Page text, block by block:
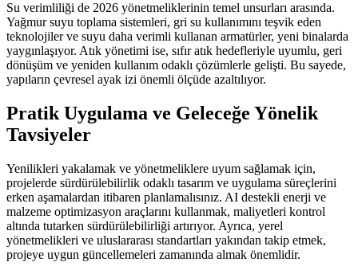
Su verimliliği de 2026 yönetmeliklerinin temel unsurları arasında.
Yağmur suyu toplama sistemleri, gri su kullanımını teşvik eden
teknolojiler ve suyu daha verimli kullanan armatürler, yeni binalarda
yaygınlaşıyor. Atık yönetimi ise, sıfır atık hedefleriyle uyumlu, geri
dönüşüm ve yeniden kullanım odaklı çözümlerle gelişti. Bu sayede,
yapıların çevresel ayak izi önemli ölçüde azaltılıyor.
Pratik Uygulama ve Geleceğe Yönelik
Tavsiyeler
Yenilikleri yakalamak ve yönetmeliklere uyum sağlamak için,
projelerde sürdürülebilirlik odaklı tasarım ve uygulama süreçlerini
erken aşamalardan itibaren planlamalısınız. AI destekli enerji ve
malzeme optimizasyon araçlarını kullanmak, maliyetleri kontrol
altında tutarken sürdürülebilirliği artırıyor. Ayrıca, yerel
yönetmelikleri ve uluslararası standartları yakından takip etmek,
projeye uygun güncellemeleri zamanında almak önemlidir.